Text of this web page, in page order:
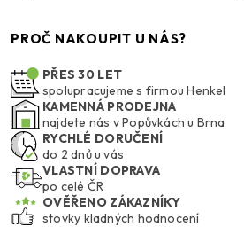
PROČ NAKOUPIT U NÁS?
PŘES 30 LET
spolupracujeme s firmou Henkel
KAMENNÁ PRODEJNA
najdete nás v Popůvkách u Brna
RYCHLÉ DORUČENÍ
do 2 dnů u vás
VLASTNÍ DOPRAVA
po celé ČR
OVĚŘENO ZÁKAZNÍKY
stovky kladných hodnocení